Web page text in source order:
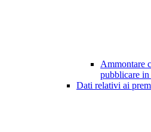
Ammontare
pubblicare in
Dati relativi ai